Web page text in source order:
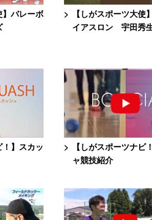
】バレーボ
【しがスポーツ大使
イアスロン 宇田秀
！】スカッ
【しがスポーツナビ
ャ競技紹介